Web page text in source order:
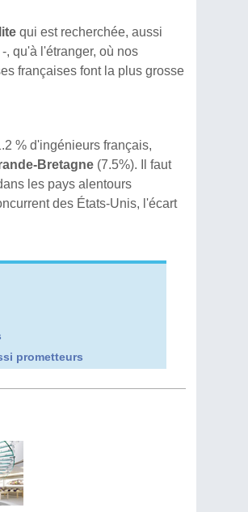
qui est recherchée, aussi
, qu'à l'étranger, où nos
françaises font la plus grosse
% d'ingénieurs français,
Bretagne (7.5%). Il faut
les pays alentours
des États-Unis, l'écart
prometteurs